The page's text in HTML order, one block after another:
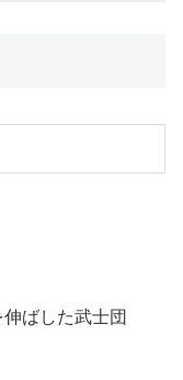
ばした武士団